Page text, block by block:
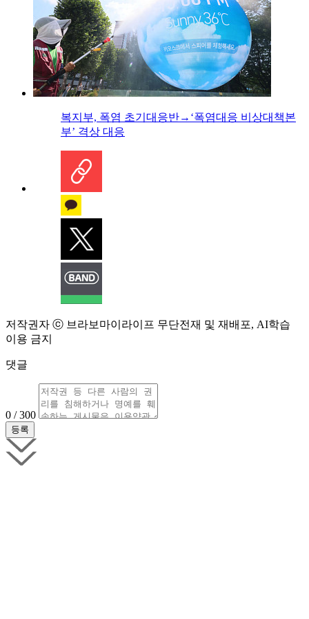
복지부, 폭염 초기대응반→‘폭염대응 비상대책본
부’ 격상 대응
저작권자 ⓒ 브라보마이라이프 무단전재 및 재배포, AI학습
이용 금지
댓글
0 / 300